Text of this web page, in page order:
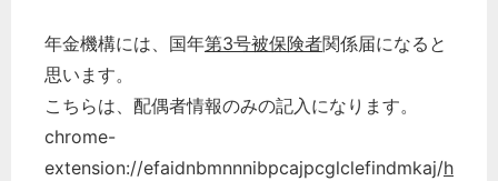
年金機構には、国年第3号被保険者関係届になると
思います。
こちらは、配偶者情報のみの記入になります。
chrome-
extension://efaidnbmnnnibpcajpcglclefindmkaj/h